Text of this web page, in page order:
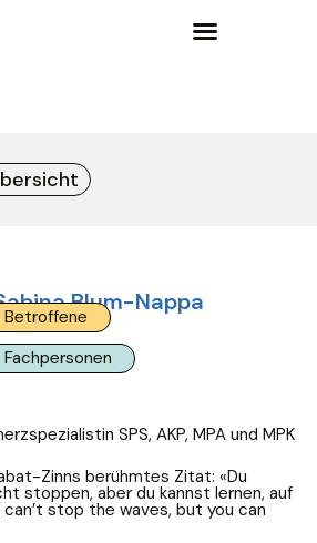
Blum-Nappa
Betroffene
Fachpersonen
SPS, AKP, MPA und MPK
Zinns berühmtes Zitat: «Du
stoppen, aber du kannst lernen, auf
can’t stop the waves, but you can